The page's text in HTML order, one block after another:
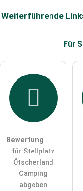
E-Mail-Adresse
Hiermit
öffentliche
Hinweis:Bitte
Besucher sichtbar
Weiterführende
Für
Bewertung
für Stellplatz
Ötscherland
Camping
abgeben